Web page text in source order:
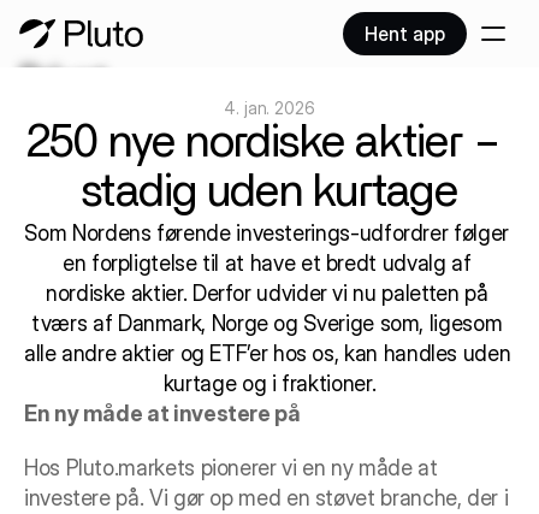
4. jan. 2026
250 nye nordiske aktier –
stadig uden kurtage
Som Nordens førende investerings-udfordrer følger
en forpligtelse til at have et bredt udvalg af
nordiske aktier. Derfor udvider vi nu paletten på
tværs af Danmark, Norge og Sverige som, ligesom
alle andre aktier og ETF’er hos os, kan handles uden
kurtage og i fraktioner.
En ny måde at investere på
Hos Pluto.markets pionerer vi en ny måde at
investere på. Vi gør op med en støvet branche, der i
Hent app
Privat
Virksomhed
Produkter
Collections NYHED
Priser
Blog
Flyt portefølje
Kontakt